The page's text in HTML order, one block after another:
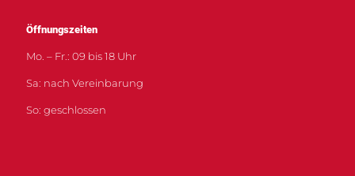
Öffnungszeiten
Mo. – Fr.: 09 bis 18 Uhr
Sa: nach Vereinbarung
So: geschlossen